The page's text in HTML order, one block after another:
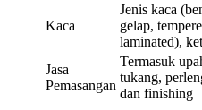
Kaca
Jenis kaca
gelap,
laminated),
Jasa
Pemasangan
Termasuk
tukang,
dan finishing